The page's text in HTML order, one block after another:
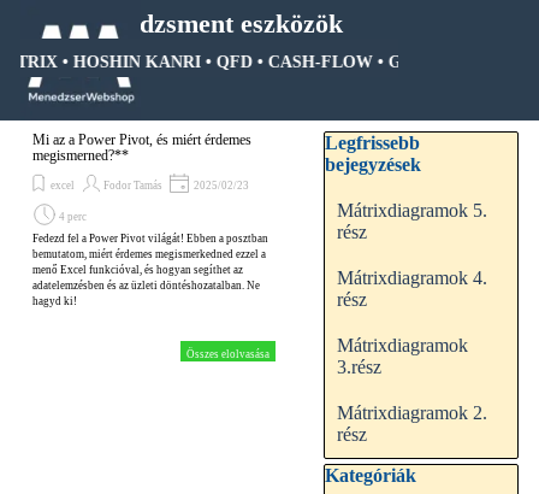
Menedzsment eszközök
• HOSHIN KANRI • QFD • CASH-FLOW • GANTT DIAGRAM
Ugrás a menüre
Mi az a Power Pivot, és miért érdemes
megismerned?**
excel Fodor Tamás 2025/02/23
4 perc
Fedezd fel a Power Pivot világát! Ebben a posztban
bemutatom, miért érdemes megismerkedned ezzel a
menő Excel funkcióval, és hogyan segíthet az
adatelemzésben és az üzleti döntéshozatalban. Ne
hagyd ki!
Összes elolvasása
Kihagy blokk Legfrissebb
Legfrissebb
bejegyzések
Mátrixdiagramok 5.
rész
Mátrixdiagramok 4.
rész
Mátrixdiagramok
3.rész
Mátrixdiagramok 2.
rész
Kihagy blokk Kategóriák
Kategóriák